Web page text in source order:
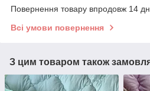
Повернення товару впродовж 14
Всі умови повернення
З цим товаром також